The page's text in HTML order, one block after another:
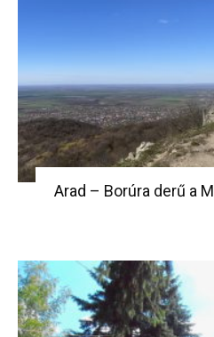
Arad – Borúra derű a